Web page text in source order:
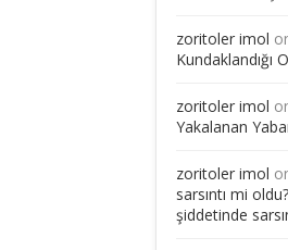
zoritoler imol
Kundaklandığı
zoritoler imol
Yakalanan
zoritoler imol
sarsıntı mi
şiddetinde